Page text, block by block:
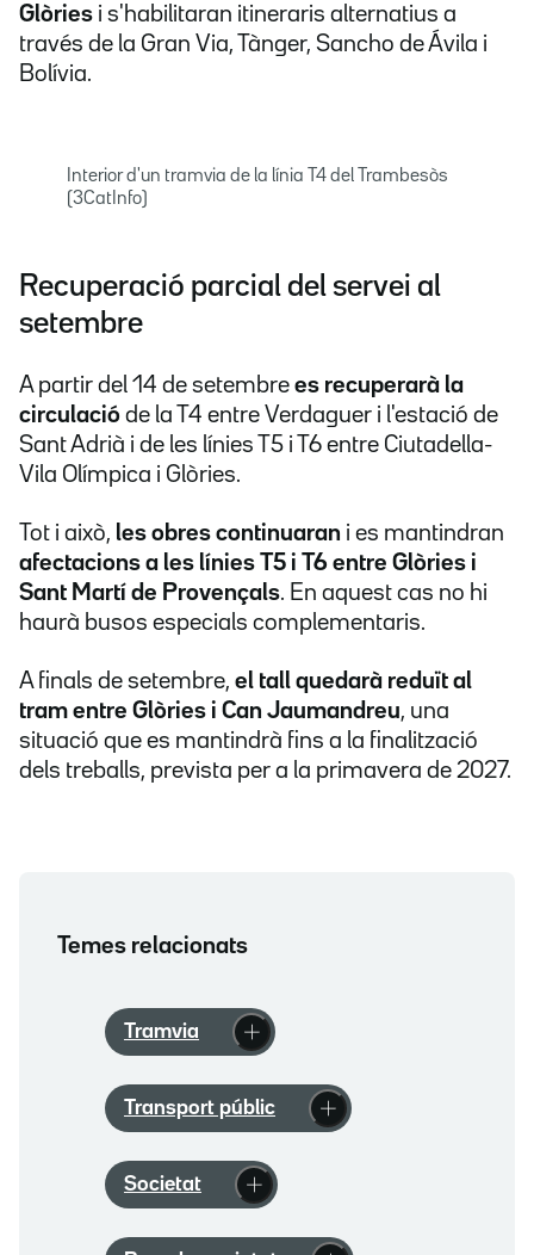
Glòries i s'habilitaran itineraris alternatius a
través de la Gran Via, Tànger, Sancho de Ávila i
Bolívia.
Interior d'un tramvia de la línia T4 del Trambesòs
(3CatInfo)
Recuperació parcial del servei al
setembre
A partir del 14 de setembre es recuperarà la
circulació de la T4 entre Verdaguer i l'estació de
Sant Adrià i de les línies T5 i T6 entre Ciutadella-
Vila Olímpica i Glòries.
Tot i això, les obres continuaran i es mantindran
afectacions a les línies T5 i T6 entre Glòries i
Sant Martí de Provençals. En aquest cas no hi
haurà busos especials complementaris.
A finals de setembre, el tall quedarà reduït al
tram entre Glòries i Can Jaumandreu, una
situació que es mantindrà fins a la finalització
dels treballs, prevista per a la primavera de 2027.
Temes relacionats
Tramvia
Transport públic
Societat